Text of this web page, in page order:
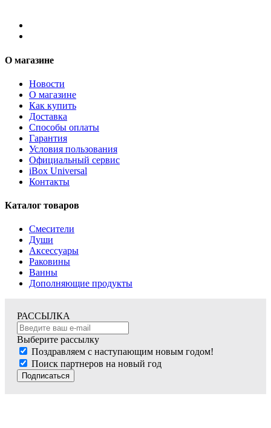
О магазине
Новости
О магазине
Как купить
Доставка
Способы оплаты
Гарантия
Условия пользования
Официальный сервис
iBox Universal
Контакты
Каталог товаров
Смесители
Души
Аксессуары
Раковины
Ванны
Дополняющие продукты
РАССЫЛКА
Выберите рассылку
Поздравляем с наступающим новым годом!
Поиск партнеров на новый год
Подписаться